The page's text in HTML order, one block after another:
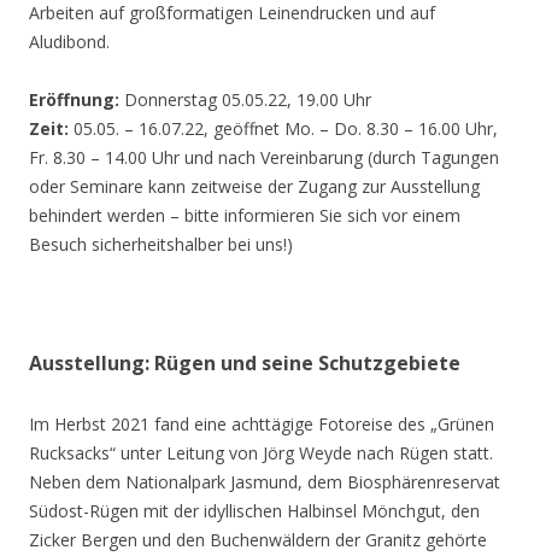
Arbeiten auf großformatigen Leinendrucken und auf
Aludibond.
Eröffnung: Donnerstag 05.05.22, 19.00 Uhr
Zeit: 05.05. – 16.07.22, geöffnet Mo. – Do. 8.30 – 16.00 Uhr,
Fr. 8.30 – 14.00 Uhr und nach Vereinbarung (durch Tagungen
oder Seminare kann zeitweise der Zugang zur Ausstellung
behindert werden – bitte informieren Sie sich vor einem
Besuch sicherheitshalber bei uns!)
Ausstellung: Rügen und seine Schutzgebiete
Im Herbst 2021 fand eine achttägige Fotoreise des „Grünen
Rucksacks“ unter Leitung von Jörg Weyde nach Rügen statt.
Neben dem Nationalpark Jasmund, dem Biosphärenreservat
Südost-Rügen mit der idyllischen Halbinsel Mönchgut, den
Zicker Bergen und den Buchenwäldern der Granitz gehörte